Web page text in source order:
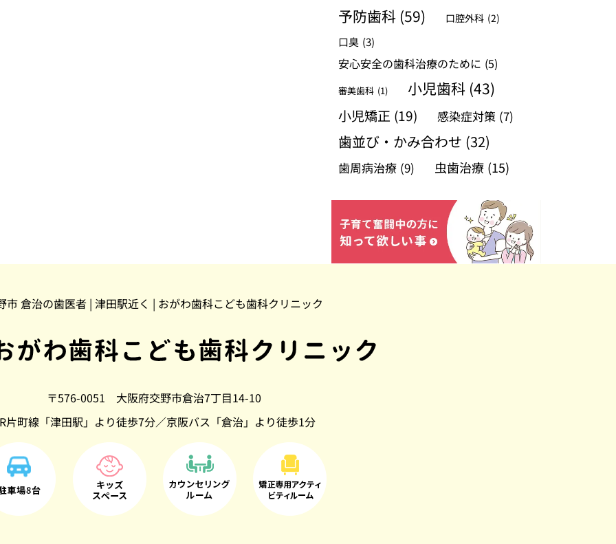
予防歯科 (59) 口腔外科 (2)
口臭 (3)
安心安全の歯科治療のために (5)
審美歯科 (1) 小児歯科 (43)
小児矯正 (19) 感染症対策 (7)
歯並び・かみ合わせ (32)
歯周病治療 (9) 虫歯治療 (15)
市 倉治の歯医者 | 津田駅近く | おがわ歯科こども歯科クリニック
〒576-0051 大阪府交野市倉治7丁目14-10
片町線「津田駅」より徒歩7分／京阪バス「倉治」より徒歩1分